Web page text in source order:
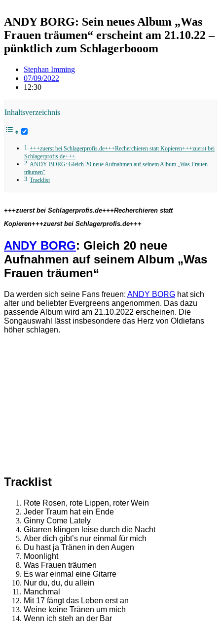
ANDY BORG: Sein neues Album „Was
Frauen träumen“ erscheint am 21.10.22 –
pünktlich zum Schlagerbooom
Stephan Imming
07/09/2022
12:30
Inhaltsverzeichnis
+++zuerst bei Schlagerprofis.de+++Recherchieren statt Kopieren+++zuerst bei
Schlagerprofis.de+++
ANDY BORG: Gleich 20 neue Aufnahmen auf seinem Album „Was Frauen
träumen“
Tracklist
+++zuerst bei Schlagerprofis.de+++Recherchieren statt
Kopieren+++zuerst bei Schlagerprofis.de+++
ANDY BORG: Gleich 20 neue
Aufnahmen auf seinem Album „Was
Frauen träumen“
Da werden sich seine Fans freuen: ANDY BORG hat sich
alter und beliebter Evergreens angenommen. Das dazu
passende Album wird am 21.10.2022 erscheinen. Die
Songauswahl lässt insbesondere das Herz von Oldiefans
höher schlagen.
Tracklist
Rote Rosen, rote Lippen, roter Wein
Jeder Traum hat ein Ende
Ginny Come Lately
Gitarren klingen leise durch die Nacht
Aber dich gibt’s nur einmal für mich
Du hast ja Tränen in den Augen
Moonlight
Was Frauen träumen
Es war einmal eine Gitarre
Nur du, du, du allein
Manchmal
Mit 17 fängt das Leben erst an
Weine keine Tränen um mich
Wenn ich steh an der Bar